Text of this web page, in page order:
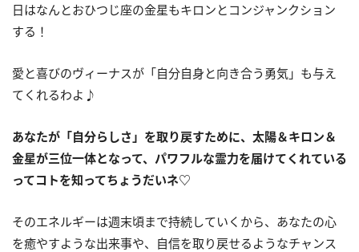
日はなんとおひつじ座の金星もキロンとコンジャンクション
する！
愛と喜びのヴィーナスが「自分自身と向き合う勇気」も与え
てくれるわよ♪
あなたが「自分らしさ」を取り戻すために、太陽＆キロン＆
金星が三位一体となって、パワフルな霊力を届けてくれている
ってコトを知ってちょうだいネ♡
そのエネルギーは週末頃まで持続していくから、あなたの心
を癒やすような出来事や、自信を取り戻せるようなチャンス